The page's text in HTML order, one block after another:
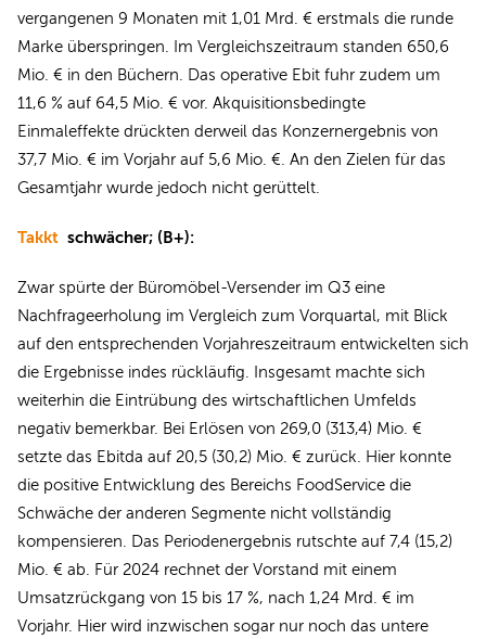
vergangenen 9 Monaten mit 1,01 Mrd. € erstmals die runde
Marke überspringen. Im Vergleichszeitraum standen 650,6
Mio. € in den Büchern. Das operative Ebit fuhr zudem um
11,6 % auf 64,5 Mio. € vor. Akquisitionsbedingte
Einmaleffekte drückten derweil das Konzernergebnis von
37,7 Mio. € im Vorjahr auf 5,6 Mio. €. An den Zielen für das
Gesamtjahr wurde jedoch nicht gerüttelt.
Takkt schwächer; (B+):
Zwar spürte der Büromöbel-Versender im Q3 eine
Nachfrageerholung im Vergleich zum Vorquartal, mit Blick
auf den entsprechenden Vorjahreszeitraum entwickelten sich
die Ergebnisse indes rückläufig. Insgesamt machte sich
weiterhin die Eintrübung des wirtschaftlichen Umfelds
negativ bemerkbar. Bei Erlösen von 269,0 (313,4) Mio. €
setzte das Ebitda auf 20,5 (30,2) Mio. € zurück. Hier konnte
die positive Entwicklung des Bereichs FoodService die
Schwäche der anderen Segmente nicht vollständig
kompensieren. Das Periodenergebnis rutschte auf 7,4 (15,2)
Mio. € ab. Für 2024 rechnet der Vorstand mit einem
Umsatzrückgang von 15 bis 17 %, nach 1,24 Mrd. € im
Vorjahr. Hier wird inzwischen sogar nur noch das untere